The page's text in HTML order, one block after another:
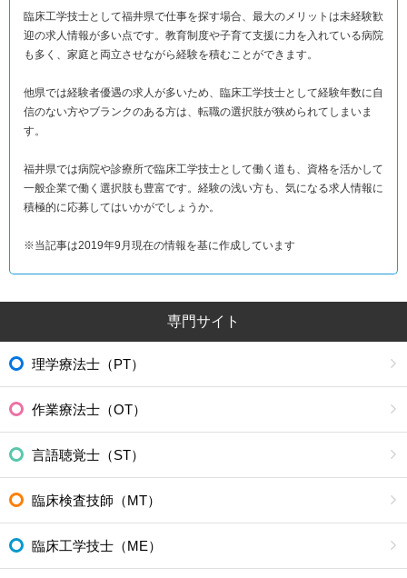
臨床工学技士として福井県で仕事を探す場合、最大のメリットは未経験歓
迎の求人情報が多い点です。教育制度や子育て支援に力を入れている病院
も多く、家庭と両立させながら経験を積むことができます。
他県では経験者優遇の求人が多いため、臨床工学技士として経験年数に自
信のない方やブランクのある方は、転職の選択肢が狭められてしまいま
す。
福井県では病院や診療所で臨床工学技士として働く道も、資格を活かして
一般企業で働く選択肢も豊富です。経験の浅い方も、気になる求人情報に
積極的に応募してはいかがでしょうか。
※当記事は2019年9月現在の情報を基に作成しています
専門サイト
理学療法士（PT）
作業療法士（OT）
言語聴覚士（ST）
臨床検査技師（MT）
臨床工学技士（ME）